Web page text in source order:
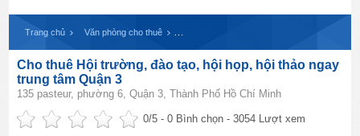
Trang chủ Văn phòng cho thuê
Cho thuê Hội trường, đào tạo, hội họp, hội thảo ngay
trung tâm Quận 3
135 pasteur, phường 6, Quận 3, Thành Phố Hồ Chí Minh
0/5 -0 Bình chọn - 3054 Lượt xem